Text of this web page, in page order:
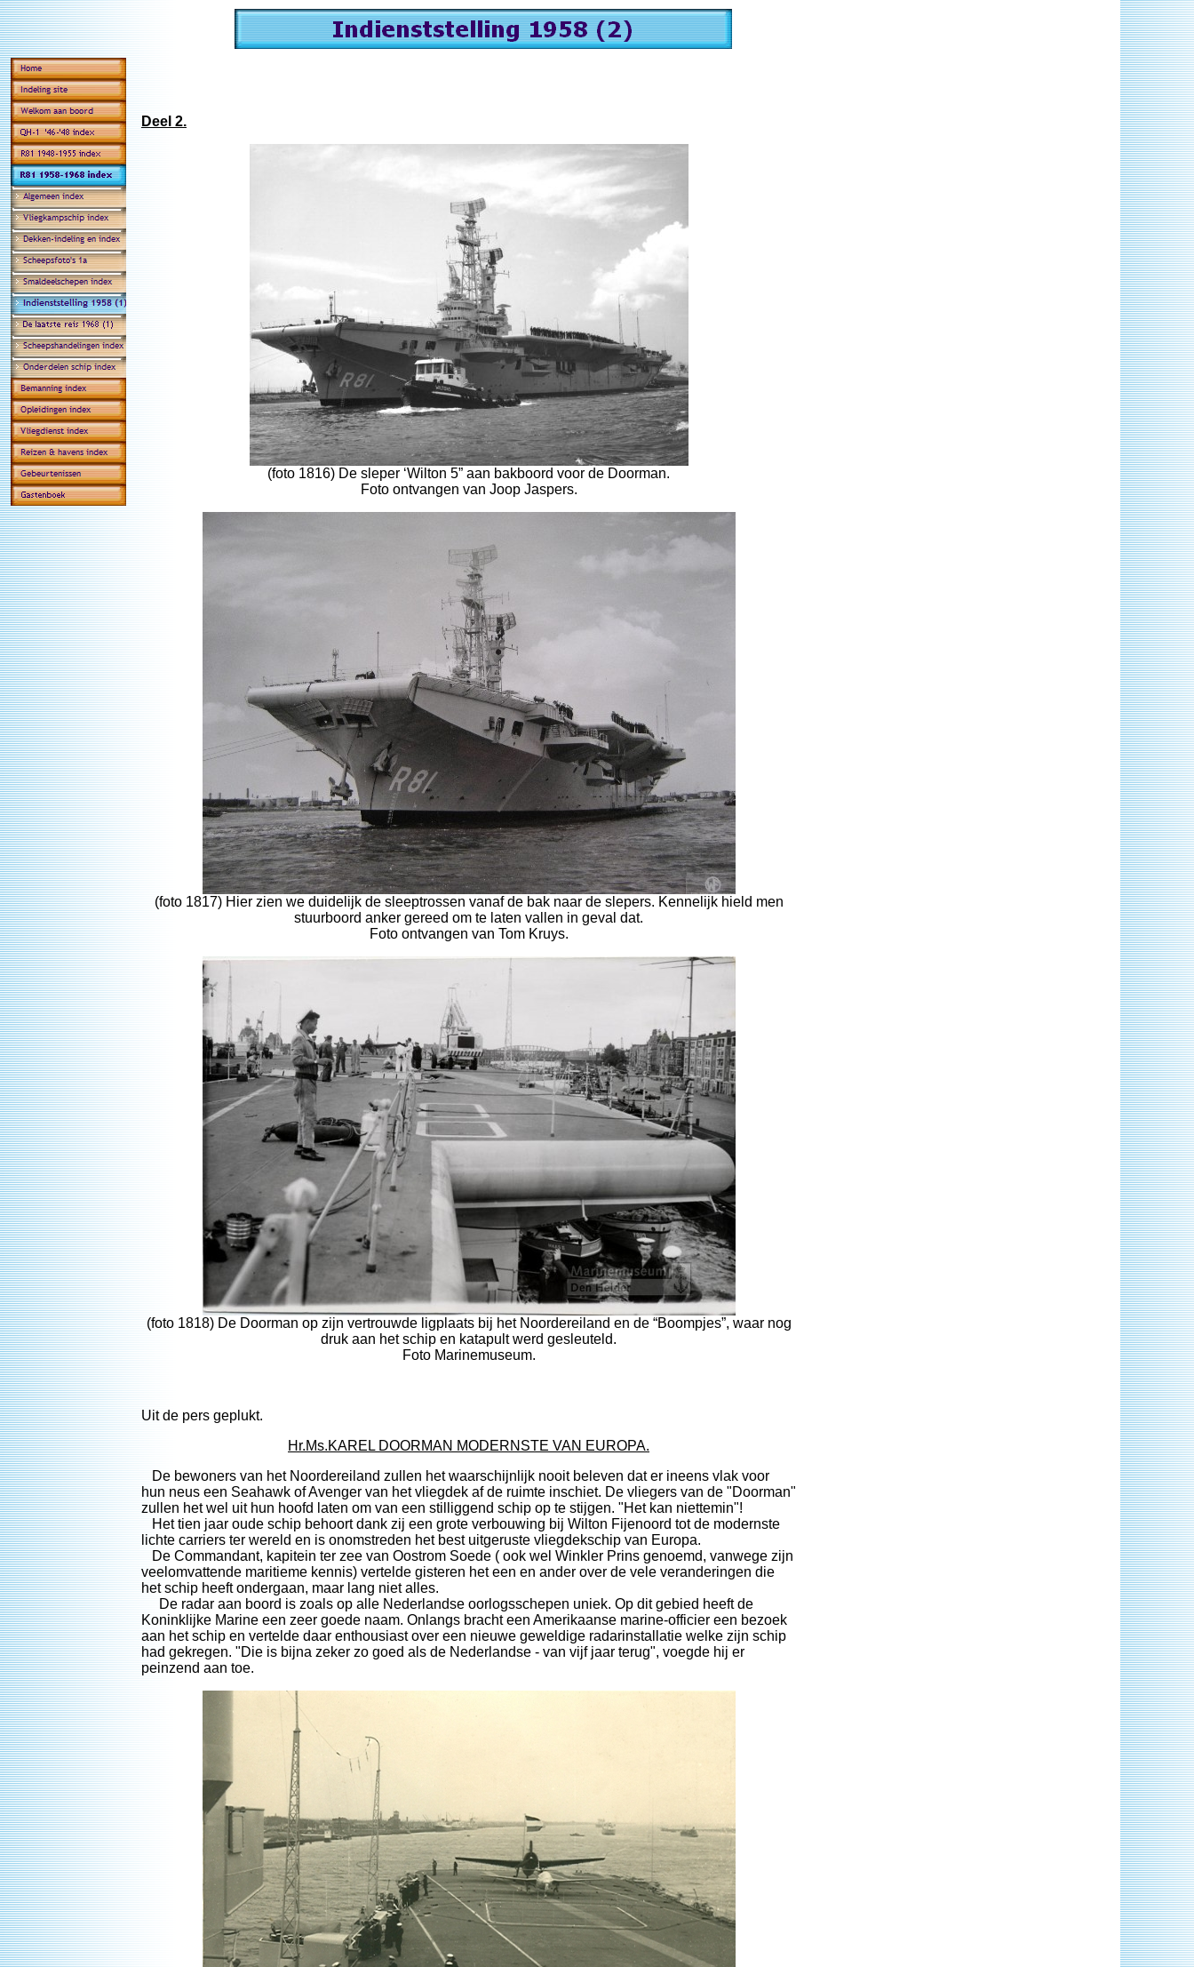
Deel 2.
(foto 1816) De sleper ‘Wilton 5” aan bakboord voor de Doorman.
Foto ontvangen van Joop Jaspers.
(foto 1817) Hier zien we duidelijk de sleeptrossen vanaf de bak naar de slepers. Kennelijk hield men
stuurboord anker gereed om te laten vallen in geval dat.
Foto ontvangen van Tom Kruys.
(foto 1818) De Doorman op zijn vertrouwde ligplaats bij het Noordereiland en de “Boompjes”, waar nog
druk aan het schip en katapult werd gesleuteld.
Foto Marinemuseum.
Uit de pers geplukt.
Hr.Ms.KAREL DOORMAN MODERNSTE VAN EUROPA.
De bewoners van het Noordereiland zullen het waarschijnlijk nooit beleven dat er ineens vlak voor
hun neus een Seahawk of Avenger van het vliegdek af de ruimte inschiet. De vliegers van de "Doorman"
zullen het wel uit hun hoofd laten om van een stilliggend schip op te stijgen. "Het kan niettemin"!
Het tien jaar oude schip behoort dank zij een grote verbouwing bij Wilton Fijenoord tot de modernste
lichte carriers ter wereld en is onomstreden het best uitgeruste vliegdekschip van Europa.
De Commandant, kapitein ter zee van Oostrom Soede ( ook wel Winkler Prins genoemd, vanwege zijn
veelomvattende maritieme kennis) vertelde gisteren het een en ander over de vele veranderingen die
het schip heeft ondergaan, maar lang niet alles.
De radar aan boord is zoals op alle Nederlandse oorlogsschepen uniek. Op dit gebied heeft de
Koninklijke Marine een zeer goede naam. Onlangs bracht een Amerikaanse marine-officier een bezoek
aan het schip en vertelde daar enthousiast over een nieuwe geweldige radarinstallatie welke zijn schip
had gekregen. "Die is bijna zeker zo goed als de Nederlandse - van vijf jaar terug", voegde hij er
peinzend aan toe.